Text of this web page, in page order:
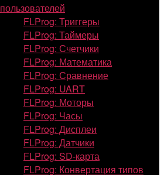
пользователей
FLProg: Триггеры
FLProg: Таймеры
FLProg: Счетчики
FLProg: Математика
FLProg: Сравнение
FLProg: UART
FLProg: Моторы
FLProg: Часы
FLProg: Дисплеи
FLProg: Датчики
FLProg: SD-карта
FLProg: Конвертация типов